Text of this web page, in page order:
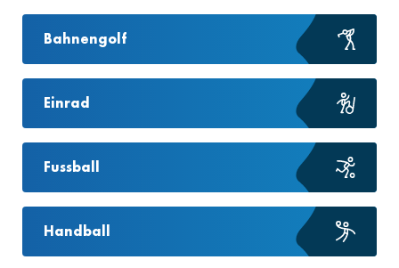
Bahnengolf
Einrad
Fussball
Handball